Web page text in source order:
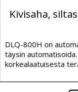
Kivisaha,
DLQ-800H on
täysin
korkealaatuisesta